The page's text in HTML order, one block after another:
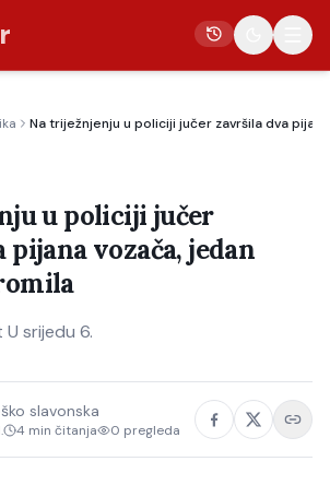
Na triježnjenju u policiji jučer završila dva
u policiji jučer
vozača, jedan
srijedu 6.
slavonska
4 min čitanja 0 pregleda